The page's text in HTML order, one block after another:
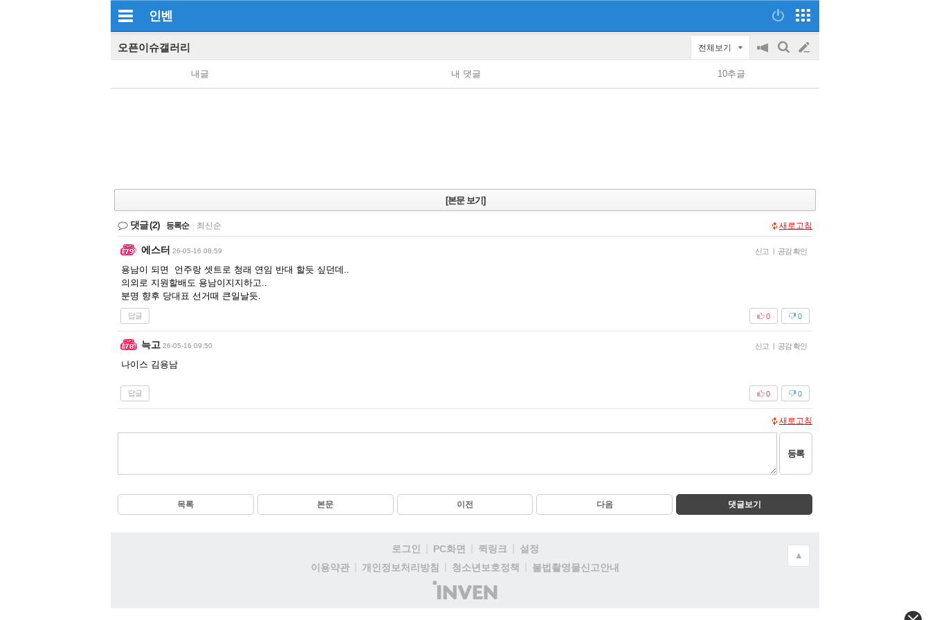
인벤
오픈이슈갤러리 전체보기
공
on/off
검
글
쓰
내글 내 댓글 10추글
[본문 보기]
댓글(2) 등록순 최신순 새로고침
에스터 26-05-16 08:59 신고 | 공감 확인
용남이 되면 언주랑 셋트로 청래 연임 반대 할듯 싶던데..
의외로 지원할배도 용남이지지하고..
분명 향후 당대표 선거때 큰일날듯.
답글 0
0
늑고 26-05-16 09:50 신고 | 공감 확인
나이스 김용남
답글 0
0
새로고침
등록
목록 본문 이전 다음 댓글보기
로그인 PC화면 퀵링크
설정
이용약관
개인정보처리방침 청소년보호정책
불법촬영물신고안내
(주)
인
▲